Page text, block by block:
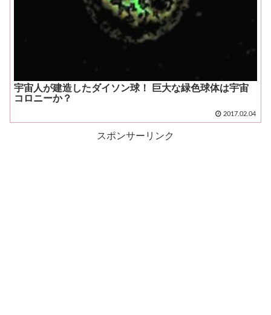
宇宙人が建造したダイソン球！ 巨大な緑色球体は宇宙
コロニーか？
2017.02.04
スポンサーリンク